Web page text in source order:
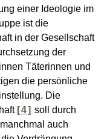
einer Ideologie im
ist die
in der Gesellschaft
der
Täterinnen und
die persönliche
Die
[4] soll durch
auch